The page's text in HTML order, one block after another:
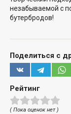
незабываемой с
бутербродов!
Поделиться с
Рейтинг
( Пока оценок нет )